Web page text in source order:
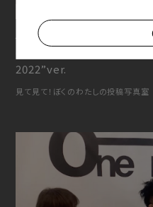
2022.10.12
one room TV“SCENT
2022”ver.
見て見て！ぼくのわたしの投稿写真室